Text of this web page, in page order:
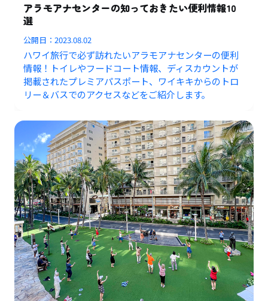
アラモアナセンターの知っておきたい便利情報10
選
公開日：2023.08.02
ハワイ旅行で必ず訪れたいアラモアナセンターの便利
情報！トイレやフードコート情報、ディスカウントが
掲載されたプレミアパスポート、ワイキキからのトロ
リー＆バスでのアクセスなどをご紹介します。